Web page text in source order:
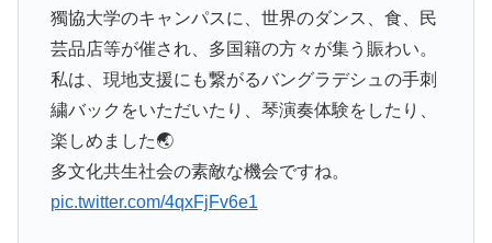
獨協大学のキャンパスに、世界のダンス、食、民
芸品店等が催され、多国籍の方々が集う賑わい。
私は、現地支援にも繋がるバングラデシュの手刺
繍バックをいただいたり、琴演奏体験をしたり、
楽しめました🌏
多文化共生社会の素敵な機会ですね。
pic.twitter.com/4qxFjFv6e1